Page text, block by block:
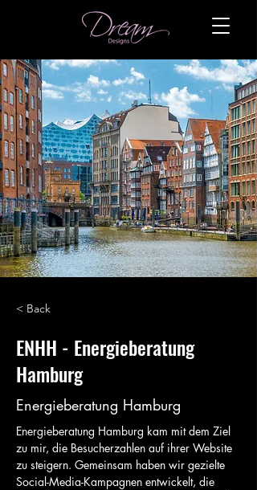
< Back
ENHH - Energieberatung
Hamburg
Energieberatung Hamburg
Energieberatung Hamburg kam mit dem Ziel
zu mir, die Besucherzahlen auf ihrer Website
zu steigern. Gemeinsam haben wir gezielte
Social-Media-Kampagnen entwickelt, die